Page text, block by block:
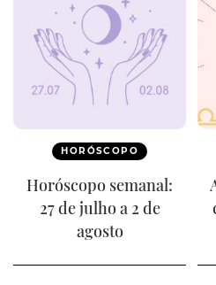
HORÓSCOPO
Horóscopo semanal:
27 de julho a 2 de
agosto